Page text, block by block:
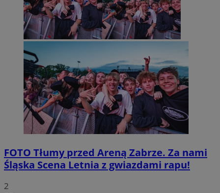
FOTO Tłumy przed Areną Zabrze. Za nami
Śląska Scena Letnia z gwiazdami rapu!
2